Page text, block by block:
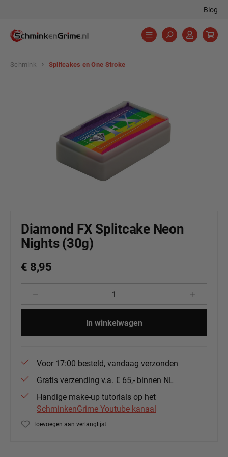
Blog
Schmink Splitcakes en One Stroke
Diamond FX Splitcake Neon
Nights (30g)
€ 8,95
Producthoeveelheid: Voer de
In winkelwagen
Voor 17:00 besteld, vandaag verzonden
Gratis verzending v.a. € 65,- binnen NL
Handige make-up tutorials op het
SchminkenGrime Youtube kanaal
Toevoegen aan verlanglijst